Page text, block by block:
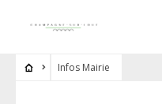
Infos Mairie